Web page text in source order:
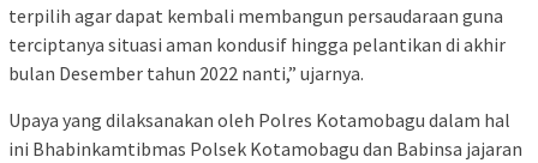
terpilih agar dapat kembali membangun persaudaraan guna
terciptanya situasi aman kondusif hingga pelantikan di akhir
bulan Desember tahun 2022 nanti,” ujarnya.
Upaya yang dilaksanakan oleh Polres Kotamobagu dalam hal
ini Bhabinkamtibmas Polsek Kotamobagu dan Babinsa jajaran